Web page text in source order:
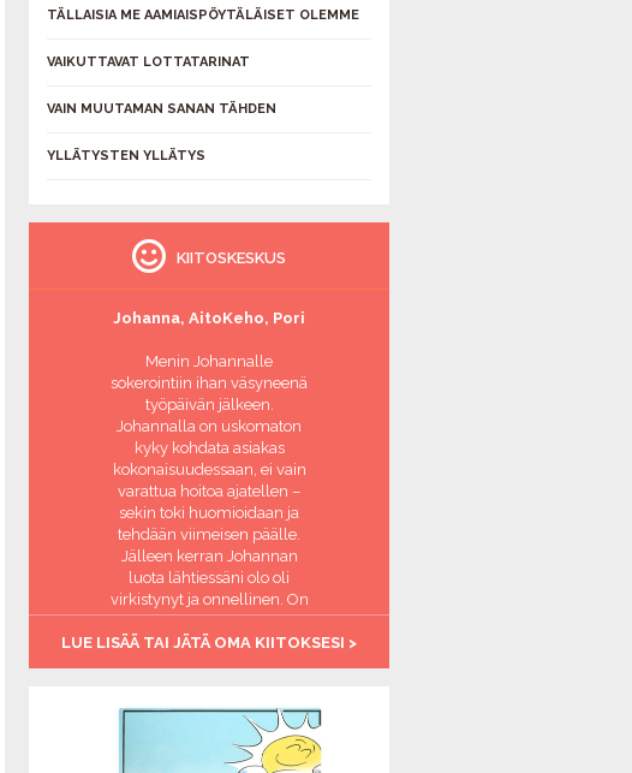
TÄLLAISIA ME AAMIAISPÖYTÄLÄISET OLEMME
VAIKUTTAVAT LOTTATARINAT
VAIN MUUTAMAN SANAN TÄHDEN
YLLÄTYSTEN YLLÄTYS
KIITOSKESKUS
Johanna, AitoKeho, Pori
Menin Johannalle
sokerointiin ihan väsyneenä
työpäivän jälkeen.
Johannalla on uskomaton
kyky kohdata asiakas
kokonaisuudessaan, ei vain
varattua hoitoa ajatellen –
sekin toki huomioidaan ja
tehdään viimeisen päälle.
Jälleen kerran Johannan
luota lähtiessäni olo oli
virkistynyt ja onnellinen. On
ihanaa, että on paikka jossa
aikuinen ihminen saa
hemmottelua ja tulee
Johanna, olet täsmälleen
oikeassa ammatissa <3
-Virkistynyt
LUE LISÄÄ TAI JÄTÄ OMA KIITOKSESI >